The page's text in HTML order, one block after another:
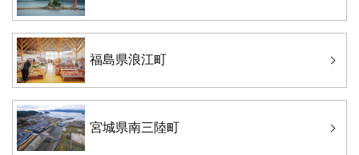
福島県浪江町
宮城県南三陸町